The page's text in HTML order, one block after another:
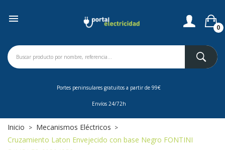

0
Portes peninsulares gratuitos a partir de 99€
Envíos 24/72h
Inicio
Mecanismos Eléctricos
Cruzamiento Laton Envejecido con base Negro FONTINI